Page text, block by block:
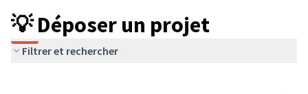
💡 Déposer un projet
Filtrer et rechercher